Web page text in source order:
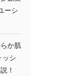
ーシ
か肌
ッシ
！